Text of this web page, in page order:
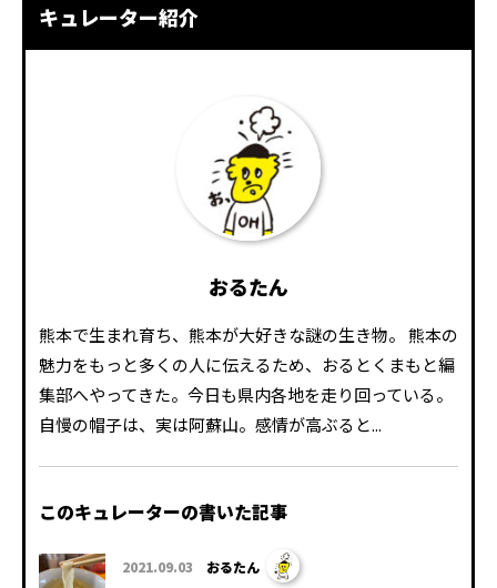
キュレーター紹介
おるたん
熊本で生まれ育ち、熊本が大好きな謎の生き物。 熊本の
魅力をもっと多くの人に伝えるため、おるとくまもと編
集部へやってきた。今日も県内各地を走り回っている。
自慢の帽子は、実は阿蘇山。感情が高ぶると...
このキュレーターの書いた記事
2021.09.03 おるたん